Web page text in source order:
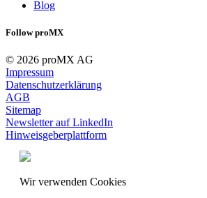
Blog
Follow proMX
© 2026 proMX AG
Impressum
Datenschutzerklärung
AGB
Sitemap
Newsletter auf LinkedIn
Hinweisgeberplattform
Wir verwenden Cookies